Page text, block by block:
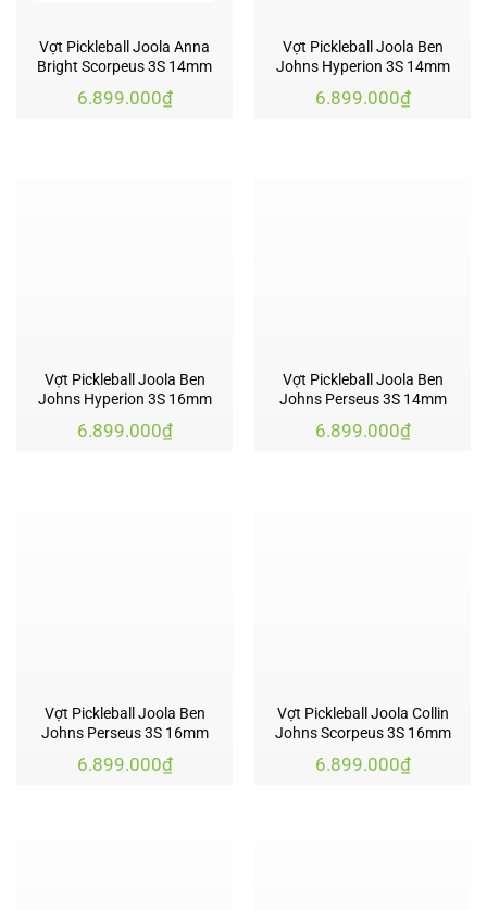
Vợt Pickleball Joola Anna
Bright Scorpeus 3S 14mm
6.899.000₫
Vợt Pickleball Joola Ben
Johns Hyperion 3S 14mm
6.899.000₫
Vợt Pickleball Joola Ben
Johns Hyperion 3S 16mm
6.899.000₫
Vợt Pickleball Joola Ben
Johns Perseus 3S 14mm
6.899.000₫
Vợt Pickleball Joola Ben
Johns Perseus 3S 16mm
6.899.000₫
Vợt Pickleball Joola Collin
Johns Scorpeus 3S 16mm
6.899.000₫